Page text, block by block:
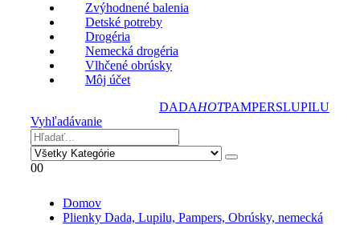
Zvýhodnené balenia
Detské potreby
Drogéria
Nemecká drogéria
Vlhčené obrúsky
Môj účet
DADAHOTPAMPERSLUPILU
Vyhľadávanie
00
Domov
Plienky Dada, Lupilu, Pampers, Obrúsky, nemecká